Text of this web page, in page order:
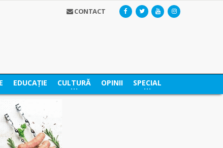
CONTACT
EDUCAȚIE CULTURĂ OPINII SPECIAL